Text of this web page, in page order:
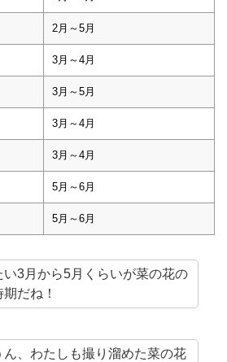
2月～5月
3月～4月
3月～5月
3月～4月
3月～4月
5月～6月
5月～6月
い3月から5月くらいが菜の花の
だね！
ん、わたしも撮り溜めた菜の花